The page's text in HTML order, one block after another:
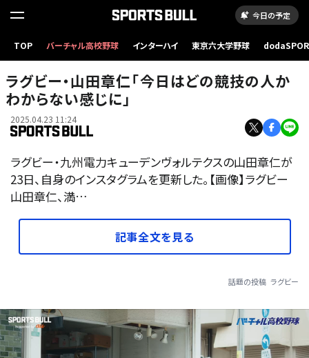
今日の予定
TOP バーチャル高校野球 インターハイ 東京六大学野球
ラグビー・山田章仁「今日はどの競技の人か
わからない感じに」
2025.04.23 11:24
ラグビー・九州電力キューデンヴォルテクスの山田章仁が
23日、自身のインスタグラムを更新した。【画像】ラグビー
山田章仁、満…
記事全文を見る
話題の投稿 ラグビー